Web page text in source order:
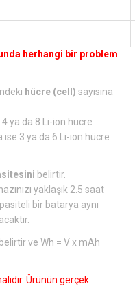
herhangi bir problem
hücre (cell) sayısına
ya da 8 Li-ion hücre
3 ya da 6 Li-ion hücre
belirtir.
yaklaşık 2.5 saat
bir batarya aynı
belirtir ve Wh = V x mAh
Ürünün gerçek